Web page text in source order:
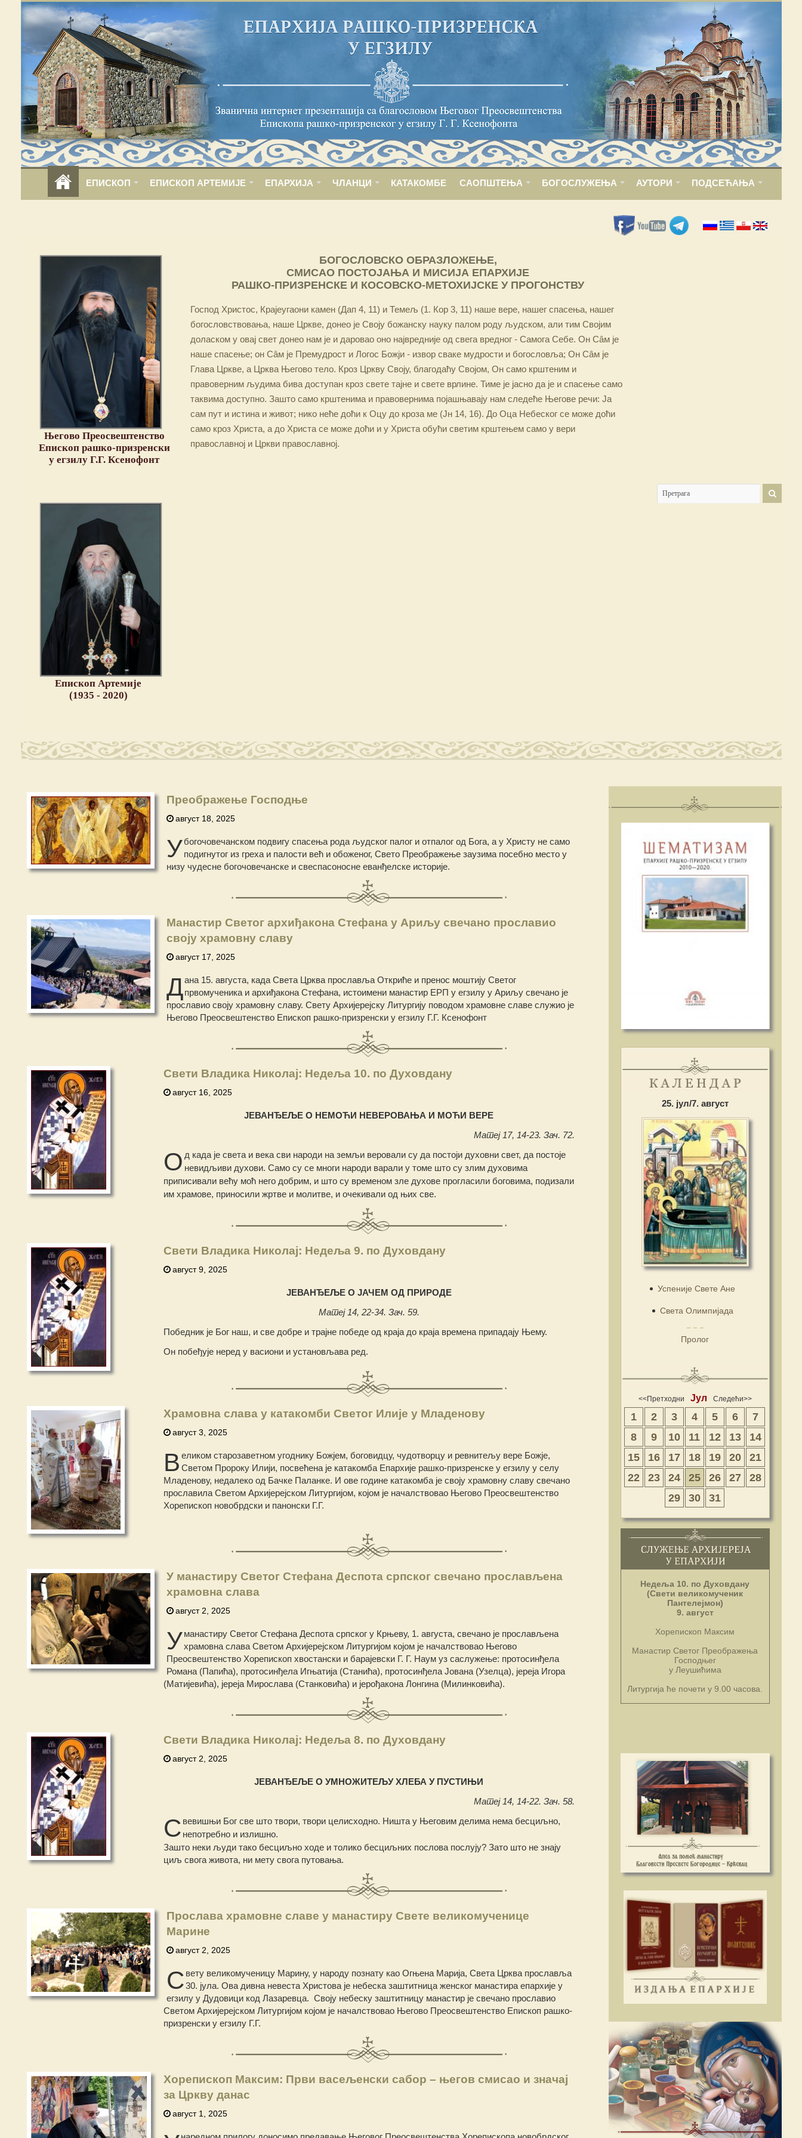
ЕПИСКОП ЕПИСКОП АРТЕМИЈЕ ЕПАРХИЈА ЧЛАНЦИ КАТАКОМБЕ САОПШТЕЊА БОГОСЛУЖЕЊА АУТОРИ ПОДСЕЋАЊА
Његово Преосвештенство
Епископ рашко-призренски
у егзилу Г.Г. Ксенофонт
БОГОСЛОВСКО ОБРАЗЛОЖЕЊЕ,
СМИСАО ПОСТОЈАЊА И МИСИЈА ЕПАРХИЈЕ
РАШКО-ПРИЗРЕНСКЕ И КОСОВСКО-МЕТОХИЈСКЕ У ПРОГОНСТВУ
Господ Христос, Крајеугаони камен (Дап 4, 11) и Темељ (1. Кор 3, 11) наше вере, нашег спасења, нашег
богословствовања, наше Цркве, донео је Своју божанску науку палом роду људском, али тим Својим
доласком у овај свет донео нам је и даровао оно највредније од свега вредног - Самога Себе. Он Сâм је
наше спасење; он Сâм је Премудрост и Логос Божји - извор сваке мудрости и богословља; Он Сâм је
Глава Цркве, а Црква Његово тело. Кроз Цркву Своју, благодаћу Својом, Он само крштеним и
правоверним људима бива доступан кроз свете тајне и свете врлине. Тиме је јасно да је и спасење само
таквима доступно. Зашто само крштенима и правовернима појашњавају нам следеће Његове речи: Ја
сам пут и истина и живот; нико неће доћи к Оцу до кроза ме (Јн 14, 16). До Оца Небеског се може доћи
само кроз Христа, а до Христа се може доћи и у Христа обући светим крштењем само у вери
православној и Цркви православној.
Епископ Артемије
(1935 - 2020)
Преображење Господње
август 18, 2025
У богочовечанском подвигу спасења рода људског палог и отпалог од Бога, а у Христу не само
подигнутог из греха и палости већ и обоженог, Свето Преображење заузима посебно место у
низу чудесне богочовечанске и свеспасоносне еванђелске историје.
Манастир Светог архиђакона Стефана у Ариљу свечано прославио
своју храмовну славу
август 17, 2025
Дана 15. августа, када Света Црква прославља Откриће и пренос моштију Светог
првомученика и архиђакона Стефана, истоимени манастир ЕРП у егзилу у Ариљу свечано је
прославио своју храмовну славу. Свету Архијерејску Литургију поводом храмовне славе служио је
Његово Преосвештенство Епископ рашко-призренски у егзилу Г.Г. Ксенофонт
Свети Владика Николај: Недеља 10. по Духовдану
август 16, 2025
ЈЕВАНЂЕЉЕ О НЕМОЋИ НЕВЕРОВАЊА И МОЋИ ВЕРЕ
Матеј 17, 14-23. Зач. 72.
О д када је света и века сви народи на земљи веровали су да постоји духовни свет, да постоје
невидљиви духови. Само су се многи народи варали у томе што су злим духовима
приписивали већу моћ него добрим, и што су временом зле духове прогласили боговима, подизали
им храмове, приносили жртве и молитве, и очекивали од њих све.
Свети Владика Николај: Недеља 9. по Духовдану
август 9, 2025
ЈЕВАНЂЕЉЕ О ЈАЧЕМ ОД ПРИРОДЕ
Матеј 14, 22-34. Зач. 59.
Победник је Бог наш, и све добре и трајне победе од краја до краја времена припадају Њему.
Он побеђује неред у васиони и установљава ред.
Храмовна слава у катакомби Светог Илије у Младенову
август 3, 2025
В еликом старозаветном угоднику Божјем, боговидцу, чудотворцу и ревнитељу вере Божје,
Светом Пророку Илији, посвећена је катакомба Епархије рашко-призренске у егзилу у селу
Младенову, недалеко од Бачке Паланке. И ове године катакомба је своју храмовну славу свечано
прославила Светом Архијерејском Литургијом, којом је началствовао Његово Преосвештенство
Хорепископ новобрдски и панонски Г.Г.
У манастиру Светог Стефана Деспота српског свечано прослављена
храмовна слава
август 2, 2025
У манастиру Светог Стефана Деспота српског у Крњеву, 1. августа, свечано је прослављена
храмовна слава Светом Архијерејском Литургијом којом је началствовао Његово
Преосвештенство Хорепископ хвостански и барајевски Г. Г. Наум уз саслужење: протосинђела
Романа (Папића), протосинђела Игњатија (Станића), протосинђела Јована (Узелца), јереја Игора
(Матијевића), јереја Мирослава (Станковића) и јерођакона Лонгина (Милинковића).
Свети Владика Николај: Недеља 8. по Духовдану
август 2, 2025
ЈЕВАНЂЕЉЕ О УМНОЖИТЕЉУ ХЛЕБА У ПУСТИЊИ
Матеј 14, 14-22. Зач. 58.
С вевишњи Бог све што твори, твори целисходно. Ништа у Његовим делима нема бесциљно,
непотребно и излишно.
Зашто неки људи тако бесциљно ходе и толико бесциљних послова послују? Зато што не знају
циљ свога живота, ни мету свога путовања.
Прослава храмовне славе у манастиру Свете великомученице
Марине
август 2, 2025
С вету великомученицу Марину, у народу познату као Огњена Марија, Света Црква прославља
30. јула. Ова дивна невеста Христова је небеска заштитница женског манастира епархије у
егзилу у Дудовици код Лазаревца. Своју небеску заштитницу манастир је свечано прославио
Светом Архијерејском Литургијом којом је началствовао Његово Преосвештенство Епископ рашко-
призренски у егзилу Г.Г.
Хорепископ Максим: Први васељенски сабор – његов смисао и значај
за Цркву данас
август 1, 2025
25. јул/7. август
Успеније Свете Ане
Света Олимпијада
Пролог
<<Претходни Јул Следећи>>
1 2 3 4 5 6
7
8
9 10 11 12 13
14
15
16 17 18 19 20
21
22
23 24 25 26 27
28
29
30 31
Недеља 10. по Духовдану
(Свети великомученик
Пантелејмон)
9. август
Хорепископ Максим
Манастир Светог Преображења
Господњег
у Леушићима
Литургија ће почети у 9.00 часова.